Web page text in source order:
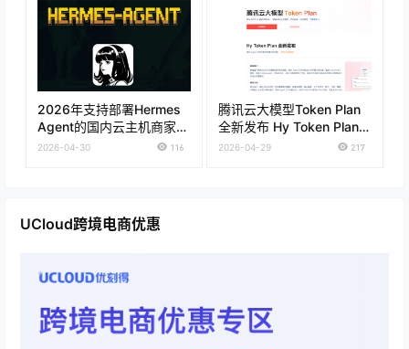
2026年支持部署Hermes
Agent的国内云主机商家推
荐
2026-04-30 116
腾讯云大模型Token Plan
全新发布 Hy Token Plan套
餐低至28元 通用Token
2026-04-29 217
UCloud跨境电商优惠